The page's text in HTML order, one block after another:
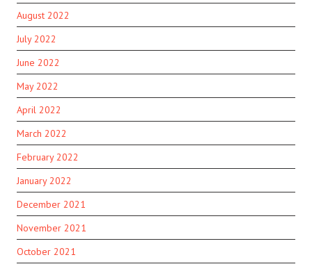
August 2022
July 2022
June 2022
May 2022
April 2022
March 2022
February 2022
January 2022
December 2021
November 2021
October 2021